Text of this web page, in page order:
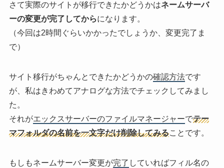
さて実際のサイトが移行できたかどうかはネームサーバ
ーの変更が完了してからになります。
（今回は2時間ぐらいかかったでしょうか、変更完了ま
で）
サイト移行がちゃんとできたかどうかの確認方法です
が、私はきわめてアナログな方法でチェックしてみまし
た。
それがエックスサーバーのファイルマネージャーでテー
マフォルダの名前を一文字だけ削除してみることです。
もしもネームサーバー変更が完了 していればフィル名の